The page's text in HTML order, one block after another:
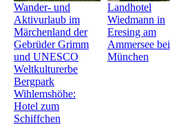
Wander- und
Aktivurlaub im
Märchenland der
Gebrüder Grimm
und UNESCO
Weltkulturerbe
Bergpark
Wihlemshöhe:
Hotel zum
Schiffchen
Landhotel
Wiedmann in
Eresing am
Ammersee bei
München